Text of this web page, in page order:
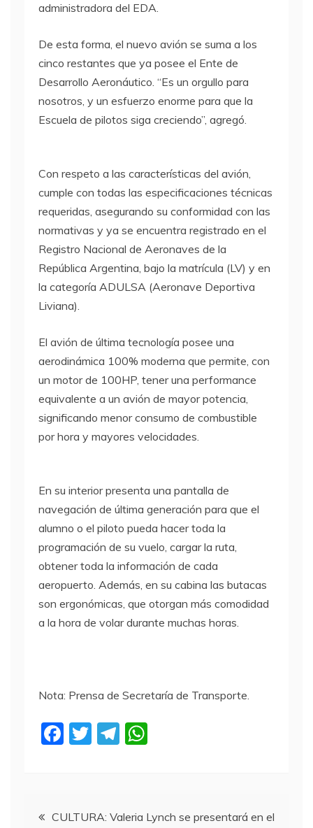
administradora del EDA.
De esta forma, el nuevo avión se suma a los
cinco restantes que ya posee el Ente de
Desarrollo Aeronáutico. “Es un orgullo para
nosotros, y un esfuerzo enorme para que la
Escuela de pilotos siga creciendo”, agregó.
Con respeto a las características del avión,
cumple con todas las especificaciones técnicas
requeridas, asegurando su conformidad con las
normativas y ya se encuentra registrado en el
Registro Nacional de Aeronaves de la
República Argentina, bajo la matrícula (LV) y en
la categoría ADULSA (Aeronave Deportiva
Liviana).
El avión de última tecnología posee una
aerodinámica 100% moderna que permite, con
un motor de 100HP, tener una performance
equivalente a un avión de mayor potencia,
significando menor consumo de combustible
por hora y mayores velocidades.
En su interior presenta una pantalla de
navegación de última generación para que el
alumno o el piloto pueda hacer toda la
programación de su vuelo, cargar la ruta,
obtener toda la información de cada
aeropuerto. Además, en su cabina las butacas
son ergonómicas, que otorgan más comodidad
a la hora de volar durante muchas horas.
Nota: Prensa de Secretaría de Transporte.
F
T
T
Navegación
CULTURA: Valeria Lynch se presentará en el